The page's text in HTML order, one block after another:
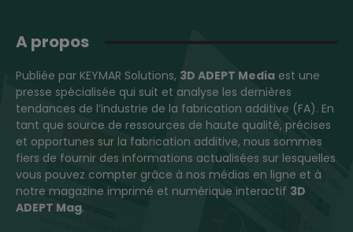
A propos
Publiée par KEYMAR Solutions, 3D ADEPT Media est une
presse spécialisée qui suit et analyse les dernières
tendances de l’industrie de la fabrication additive (FA). En
tant que source de ressources de haute qualité, précises
et opportunes sur la fabrication additive, nous sommes
fiers de fournir des informations actualisées sur lesquelles
vous pouvez compter grâce à nos médias en ligne et à
notre magazine imprimé et numérique interactif 3D
ADEPT Mag.